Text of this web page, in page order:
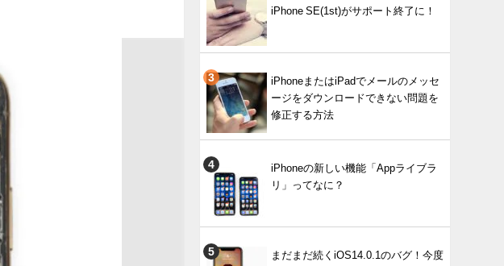
iPhone SE(1st)がサポート終了に！
iPhoneまたはiPadでメールのメッセ
ージをダウンロードできない問題を
修正する方法
iPhoneの新しい機能「Appライブラ
リ」ってなに？
まだまだ続くiOS14.0.1のバグ！今度